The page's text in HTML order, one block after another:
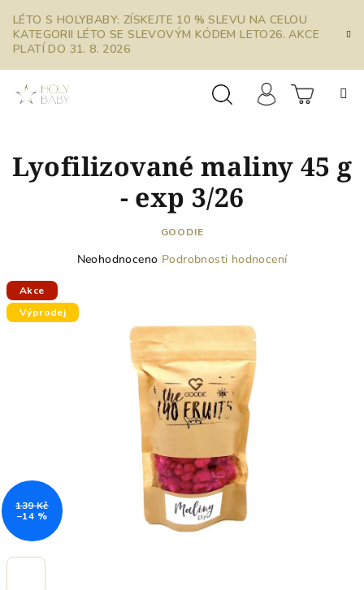
obsah
LÉTO S HOLYBABY: ZÍSKEJTE 10 % SLEVU NA CELOU
KATEGORII LÉTO SE SLEVOVÝM KÓDEM LETO26. AKCE
PLATÍ DO 31. 8. 2026
košík
Lyofilizované maliny 45 g
- exp 3/26
GOODIE
Průměrné
je
0,0
Neohodnoceno Podrobnosti hodnocení
Akce
Výprodej
139 Kč
–14 %